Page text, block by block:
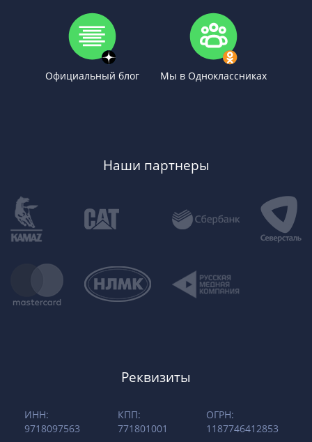
Официальный блог Мы в Одноклассниках
Наши партнеры
Реквизиты
ИНН:
9718097563
КПП:
771801001
ОГРН:
1187746412853